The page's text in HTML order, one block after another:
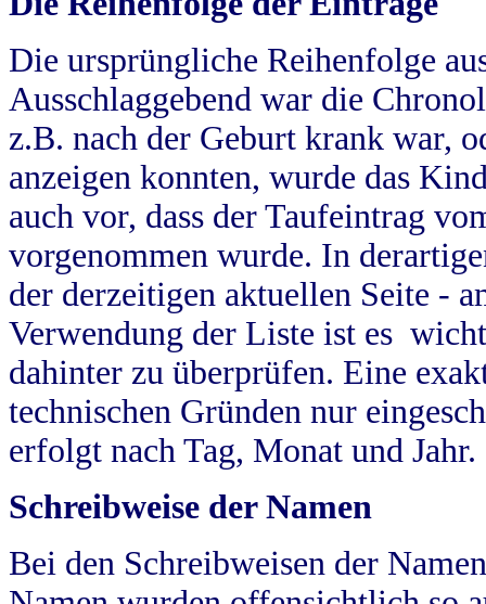
Die ursprüngliche Reihenfolge
Ausschlaggebend war die
z.B. nach der Geburt krank war,
anzeigen konnten, wurde das
auch vor, dass der Taufeintrag
vorgenommen wurde. In
der derzeitigen aktuellen Seite -
Verwendung der Liste ist es
dahinter zu überprüfen. Eine
technischen Gründen nur
erfolgt nach Tag, Monat und Jahr.
Schreibweise der Namen
Bei den Schreibweisen der